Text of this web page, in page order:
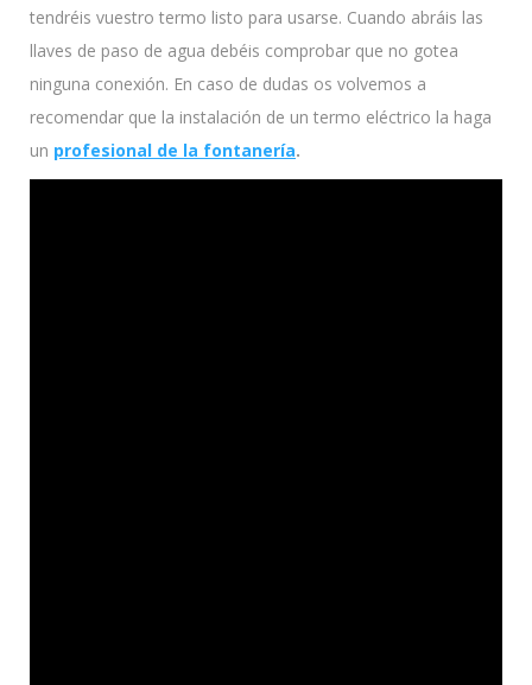
tendréis vuestro termo listo para usarse. Cuando abráis las
llaves de paso de agua debéis comprobar que no gotea
ninguna conexión. En caso de dudas os volvemos a
recomendar que la instalación de un termo eléctrico la haga
un profesional de la fontanería.